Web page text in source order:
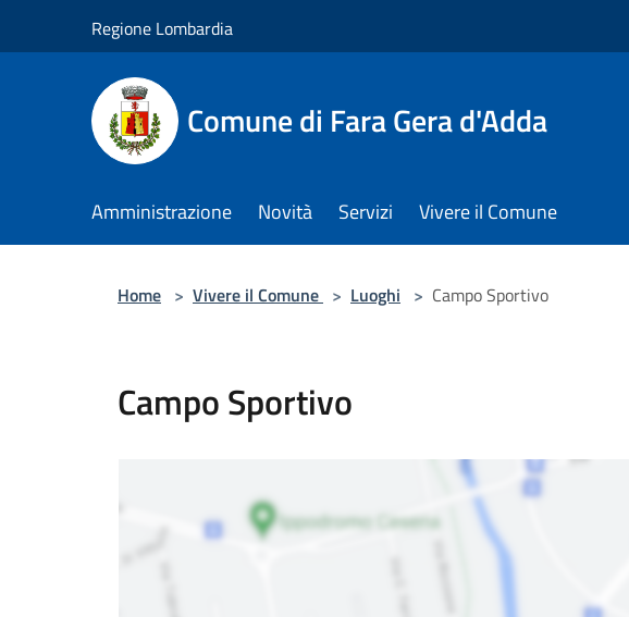
Regione Lombardia
Comune di Fara Gera d'Adda
Amministrazione Novità Servizi Vivere il Comune
Home > Vivere il Comune > Luoghi > Campo Sportivo
Campo Sportivo